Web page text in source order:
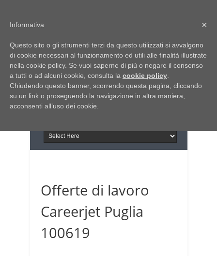
Italia Notizie
Giornale di Basilicata
Giornale di Puglia
INFORMAPUGLIA
Il portale n.1 del lavoro
in Puglia
Offerte di lavoro
Careerjet Puglia
100619
×
Informativa
Questo sito o gli strumenti terzi da questo utilizzati si avvalgono
di cookie necessari al funzionamento ed utili alle finalità illustrate
nella cookie policy. Se vuoi saperne di più o negare il consenso
a tutti o ad alcuni cookie, consulta la cookie policy
Chiudendo questo banner, scorrendo questa pagina, cliccando
su un link o proseguendo la navigazione in altra maniera,
acconsenti all’uso dei cookie.